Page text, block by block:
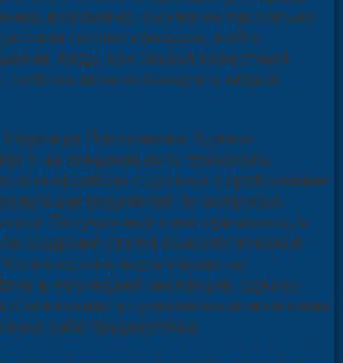
слова не доходят до сердца
возможно, он уже на так сильно
стала только поводом, чтобы
Ведь, как сказал известный
любовь можно измерить мерой
Надежда Плотникова. Удачно
на специального психолога,
работе с детьми с проблемами
родителей по вопросам
Полученный опыт применяю, в
создания статей психологической
ни в коем случае не
в последней инстанции, однако
помогут уважаемым читателям